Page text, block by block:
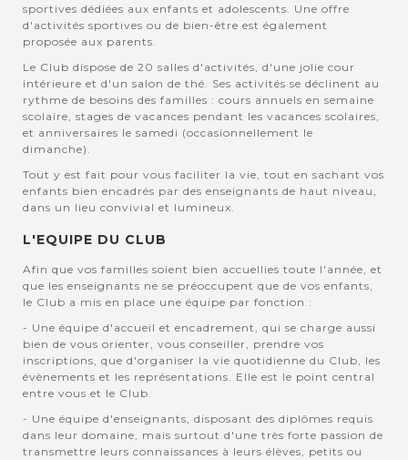
sportives dédiées aux enfants et adolescents. Une offre
d'activités sportives ou de bien-être est également
proposée aux parents.
Le Club dispose de 20 salles d'activités, d'une jolie cour
intérieure et d'un salon de thé. Ses activités se déclinent au
rythme de besoins des familles : cours annuels en semaine
scolaire, stages de vacances pendant les vacances scolaires,
et anniversaires le samedi (occasionnellement le
dimanche).
Tout y est fait pour vous faciliter la vie, tout en sachant vos
enfants bien encadrés par des enseignants de haut niveau,
dans un lieu convivial et lumineux.
L'EQUIPE DU CLUB
Afin que vos familles soient bien accuellies toute l'année, et
que les enseignants ne se préoccupent que de vos enfants,
le Club a mis en place une équipe par fonction :
- Une équipe d'accueil et encadrement, qui se charge aussi
bien de vous orienter, vous conseiller, prendre vos
inscriptions, que d'organiser la vie quotidienne du Club, les
évènements et les représentations. Elle est le point central
entre vous et le Club.
- Une équipe d'enseignants, disposant des diplômes requis
dans leur domaine, mais surtout d'une très forte passion de
transmettre leurs connaissances à leurs élèves, petits ou